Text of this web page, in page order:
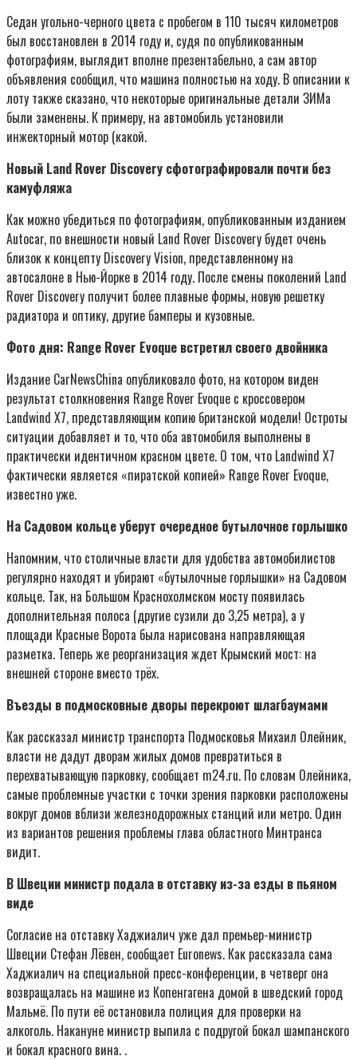
Седан угольно-черного цвета с пробегом в 110 тысяч километров
был восстановлен в 2014 году и, судя по опубликованным
фотографиям, выглядит вполне презентабельно, а сам автор
объявления сообщил, что машина полностью на ходу. В описании к
лоту также сказано, что некоторые оригинальные детали ЗИМа
были заменены. К примеру, на автомобиль установили
инжекторный мотор (какой.
Новый Land Rover Discovery сфотографировали почти без
камуфляжа
Как можно убедиться по фотографиям, опубликованным изданием
Autocar, по внешности новый Land Rover Discovery будет очень
близок к концепту Discovery Vision, представленному на
автосалоне в Нью-Йорке в 2014 году. После смены поколений Land
Rover Discovery получит более плавные формы, новую решетку
радиатора и оптику, другие бамперы и кузовные.
Фото дня: Range Rover Evoque встретил своего двойника
Издание CarNewsChina опубликовало фото, на котором виден
результат столкновения Range Rover Evoque с кроссовером
Landwind X7, представляющим копию британской модели! Остроты
ситуации добавляет и то, что оба автомобиля выполнены в
практически идентичном красном цвете. О том, что Landwind X7
фактически является «пиратской копией» Range Rover Evoque,
известно уже.
На Садовом кольце уберут очередное бутылочное горлышко
Напомним, что столичные власти для удобства автомобилистов
регулярно находят и убирают «бутылочные горлышки» на Садовом
кольце. Так, на Большом Краснохолмском мосту появилась
дополнительная полоса (другие сузили до 3,25 метра), а у
площади Красные Ворота была нарисована направляющая
разметка. Теперь же реорганизация ждет Крымский мост: на
внешней стороне вместо трёх.
Въезды в подмосковные дворы перекроют шлагбаумами
Как рассказал министр транспорта Подмосковья Михаил Олейник,
власти не дадут дворам жилых домов превратиться в
перехватывающую парковку, сообщает m24.ru. По словам Олейника,
самые проблемные участки с точки зрения парковки расположены
вокруг домов вблизи железнодорожных станций или метро. Один
из вариантов решения проблемы глава областного Минтранса
видит.
В Швеции министр подала в отставку из-за езды в пьяном
виде
Согласие на отставку Хаджиалич уже дал премьер-министр
Швеции Стефан Лёвен, сообщает Euronews. Как рассказала сама
Хаджиалич на специальной пресс-конференции, в четверг она
возвращалась на машине из Копенгагена домой в шведский город
Мальмё. По пути её остановила полиция для проверки на
алкоголь. Накануне министр выпила с подругой бокал шампанского
и бокал красного вина. .